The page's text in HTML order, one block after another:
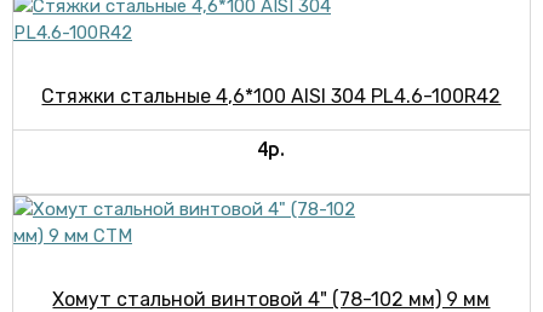
Стяжки стальные 4,6*100 AISI 304 PL4.6-100R42
4р.
Хомут стальной винтовой 4" (78-102 мм) 9 мм